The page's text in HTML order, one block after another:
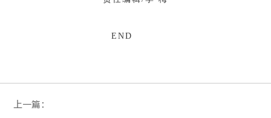
END
上一篇：